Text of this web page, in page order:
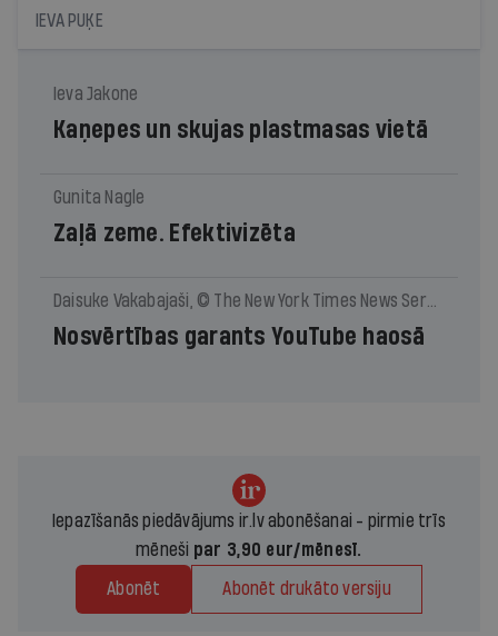
IEVA PUĶE
Ieva Jakone
Kaņepes un skujas plastmasas vietā
Gunita Nagle
Zaļā zeme. Efektivizēta
Nosvērtības garants YouTube haosā
Iepazīšanās piedāvājums ir.lv abonēšanai - pirmie trīs
mēneši par 3,90 eur/mēnesī.
Abonēt Abonēt drukāto versiju